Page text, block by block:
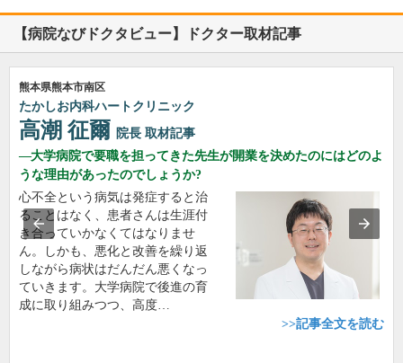
【病院なびドクタビュー】ドクター取材記事
熊本県熊本市南区
たかしお内科ハートクリニック
高潮 征爾 院長 取材記事
大学病院で要職を担ってきた先生が開業を決めたのにはどのよ
うな理由があったのでしょうか?
心不全という病気は発症すると治
ることはなく、患者さんは生涯付
き合っていかなくてはなりませ
ん。しかも、悪化と改善を繰り返
しながら病状はだんだん悪くなっ
ていきます。大学病院で後進の育
成に取り組みつつ、高度…
>>記事全文を読む